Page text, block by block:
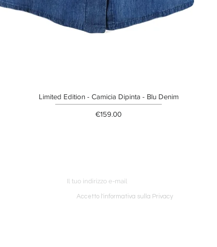
Limited Edition - Camicia Dipinta - Blu Denim
Price
€159.00
Accetto l'informativa sulla Privacy